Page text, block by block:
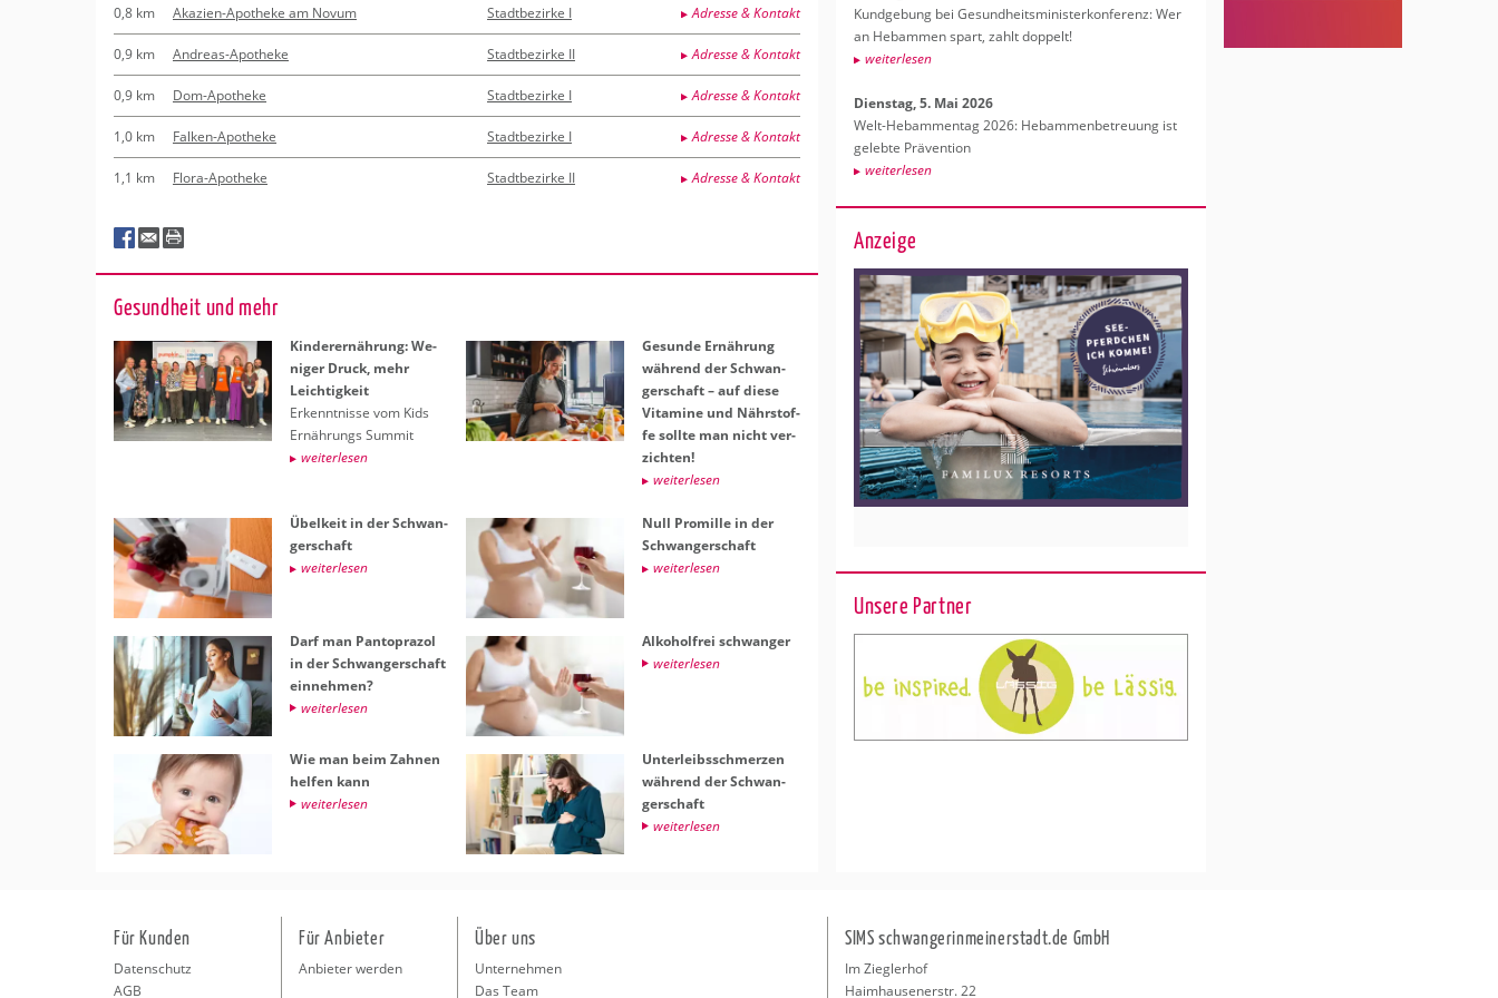
0,8 km Akazien-Apotheke am Novum Stadtbezirke I Adresse & Kontakt
0,9 km Andreas-Apotheke Stadtbezirke II Adresse & Kontakt
0,9 km Dom-Apotheke Stadtbezirke I Adresse & Kontakt
1,0 km Falken-Apotheke Stadtbezirke I Adresse & Kontakt
1,1 km Flora-Apotheke Stadtbezirke II Adresse & Kontakt
Ge­sund­heit und mehr
Kin­der­er­näh­rung: We­
ni­ger Druck, mehr
Leich­tig­keit
Er­kennt­nis­se vom Kids
Er­näh­rungs Sum­mit
wei­ter­le­sen
Ge­sun­de Er­näh­rung
wäh­rend der Schwan­
ger­schaft – auf diese
Vit­ami­ne und Nähr­stof­
fe soll­te man nicht ver­
zich­ten!
wei­ter­le­sen
Übel­keit in der Schwan­
ger­schaft
wei­ter­le­sen
Null Pro­mil­le in der
Schwan­ger­schaft
wei­ter­le­sen
Darf man Pan­to­pra­zol
in der Schwan­ger­schaft
ein­neh­men?
wei­ter­le­sen
Al­ko­hol­frei schwan­ger
wei­ter­le­sen
Wie man beim Zah­nen
hel­fen kann
wei­ter­le­sen
Un­ter­leibs­schmer­zen
wäh­rend der Schwan­
ger­schaft
wei­ter­le­sen
Kund­ge­bung bei Ge­sund­heits­mi­nis­ter­kon­fe­renz: Wer
an Heb­am­men spart, zahlt dop­pelt!
wei­ter­le­sen
Diens­tag, 5. Mai 2026
Welt-Heb­am­men­tag 2026: Heb­am­men­be­treu­ung ist
ge­leb­te Prä­ven­ti­on
wei­ter­le­sen
Anzeige
Unsere Partner
Für Kunden
Datenschutz
AGB
Für Anbieter
Anbieter werden
Über uns
Unternehmen
Das Team
SIMS schwangerinmeinerstadt.de GmbH
Im Zieglerhof
Haimhausenerstr. 22